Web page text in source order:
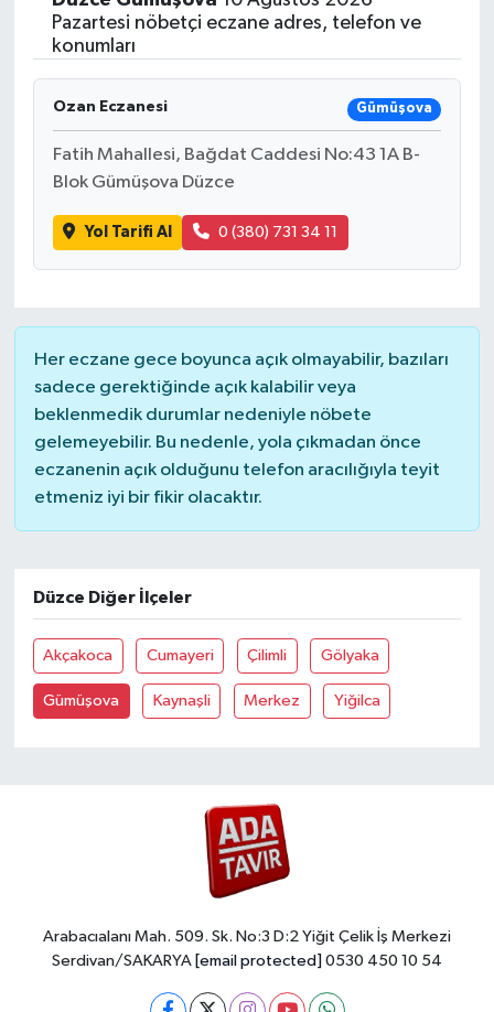
Pazartesi nöbetçi eczane adres, telefon ve
konumları
Ozan Eczanesi Gümüşova
Fatih Mahallesi, Bağdat Caddesi No:43 1A B-
Blok Gümüşova Düzce
Yol Tarifi Al 0 (380) 731 34 11
Her eczane gece boyunca açık olmayabilir, bazıları
sadece gerektiğinde açık kalabilir veya
beklenmedik durumlar nedeniyle nöbete
gelemeyebilir. Bu nedenle, yola çıkmadan önce
eczanenin açık olduğunu telefon aracılığıyla teyit
etmeniz iyi bir fikir olacaktır.
Düzce Diğer İlçeler
Akçakoca Cumayeri Çilimli Gölyaka
Gümüşova Kaynaşli Merkez Yiğilca
Arabacıalanı Mah. 509. Sk. No:3 D:2 Yiğit Çelik İş Merkezi
Serdivan/SAKARYA [email protected] 0530 450 10 54